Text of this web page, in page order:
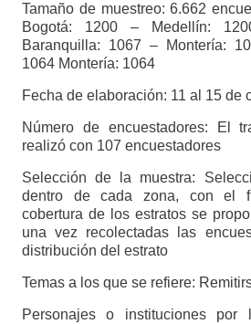
Tamaño de muestreo: 6.662
Bogotá: 1200 – Medellín:
Baranquilla: 1067 – Montería:
1064 Montería: 1064
Fecha de elaboración: 11 al 15 de
Número de encuestadores: El
realizó con 107 encuestadores
Selección de la muestra:
dentro de cada zona, con el
cobertura de los estratos se
una vez recolectadas las
distribución del estrato
Temas a los que se refiere:
Personajes o instituciones